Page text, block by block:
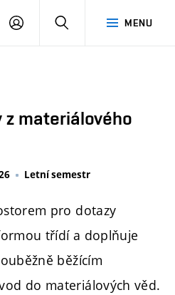
MENU
PŘIHLÁŠENÍ
materiálového
Letní semestr
pro dotazy
třídí a doplňuje
běžícím
do materiálových věd.